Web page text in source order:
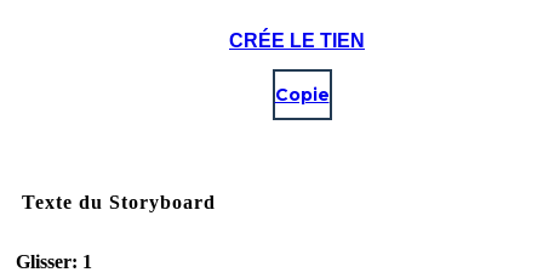
CRÉE LE TIEN
Copie
Texte du Storyboard
Glisser: 1